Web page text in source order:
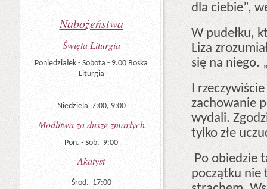
Nabożeństwa
Święta Liturgia
Poniedziałek - Sobota - 9.00 Boska
Liturgia
Niedziela 7:00, 9:00
Modlitwa za dusze zmarłych
Pon. - Sob. 9:00
Akatyst
Środ. 17:00
dla ciebie”,
W pudełku,
Liza
się na niego.
I
zachowanie
wydali.
tylko złe
Po obiedzie
początku nie